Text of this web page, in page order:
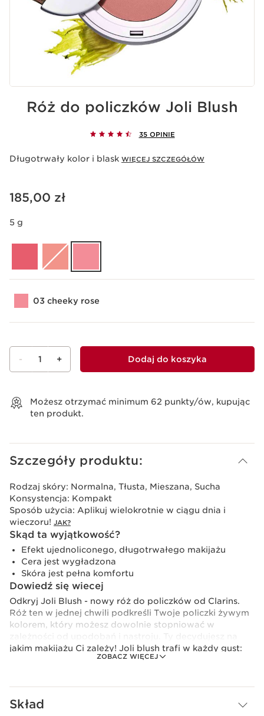
Róż do policzków Joli Blush
35 OPINIE
Długotrwały kolor i blask WIĘCEJ SZCZEGÓŁÓW
Aktualna cena 185,00 zł
185,00 zł
5 g
03 cheeky rose
- 1 + Dodaj do koszyka
Możesz otrzymać minimum 62 punkty/ów, kupując
ten produkt.
Szczegóły produktu:
ZOBACZ WIĘCEJ
Rodzaj skóry: Normalna, Tłusta, Mieszana, Sucha
Konsystencja: Kompakt
Sposób użycia: Aplikuj wielokrotnie w ciągu dnia i
wieczoru! JAK?
Skąd ta wyjątkowość?
Efekt ujednoliconego, długotrwałego makijażu
Cera jest wygładzona
Skóra jest pełna komfortu
Dowiedź się wiecej
Odkryj Joli Blush - nowy róż do policzków od Clarins.
Róż ten w jednej chwili podkreśli Twoje policzki żywym
kolorem, który możesz dowolnie stopniować w
zależności od upodobań i nastroju. Ty decydujesz na
jakim makijażu Ci zależy! Joli blush trafi w każdy gust:
dopasowuje się on do wszystkich karnacji oraz pozwala
Skład